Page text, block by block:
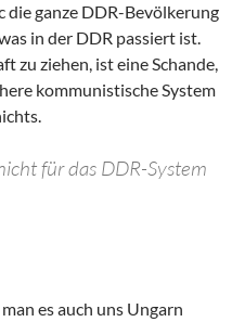
die ganze DDR-Bevölkerung
in der DDR passiert ist.
zu ziehen, ist eine Schande,
kommunistische System
für das DDR-System
es auch uns Ungarn